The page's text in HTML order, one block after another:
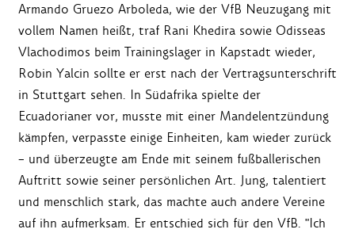
Armando Gruezo Arboleda, wie der VfB Neuzugang mit
vollem Namen heißt, traf Rani Khedira sowie Odisseas
Vlachodimos beim Trainingslager in Kapstadt wieder,
Robin Yalcin sollte er erst nach der Vertragsunterschrift
in Stuttgart sehen. In Südafrika spielte der
Ecuadorianer vor, musste mit einer Mandelentzündung
kämpfen, verpasste einige Einheiten, kam wieder zurück
– und überzeugte am Ende mit seinem fußballerischen
Auftritt sowie seiner persönlichen Art. Jung, talentiert
und menschlich stark, das machte auch andere Vereine
auf ihn aufmerksam. Er entschied sich für den VfB. "Ich